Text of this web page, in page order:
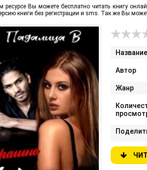
ресурсе Вы можете бесплатно читать книгу
книги без регистрации и sms. Так же Вы
Автор
Жанр